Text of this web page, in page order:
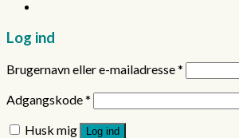
Log ind
Brugernavn eller e-mailadresse*
Adgangskode*
Husk mig
Log ind